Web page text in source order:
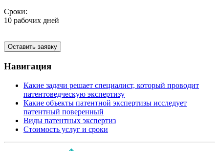
Сроки:
10 рабочих дней
Оставить заявку
Навигация
Какие задачи решает специалист, который проводит
патентоведческую экспертизу
Какие объекты патентной экспертизы исследует
патентный поверенный
Виды патентных экспертиз
Стоимость услуг и сроки